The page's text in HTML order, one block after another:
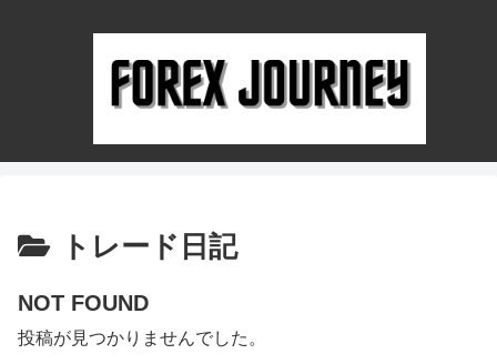
トレード日記
NOT FOUND
投稿が見つかりませんでした。